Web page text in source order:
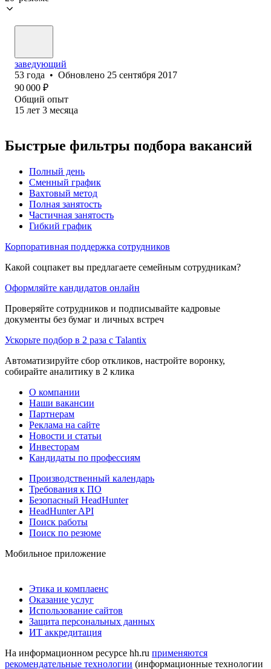
заведующий
53 года • Обновлено 25 сентября 2017
90 000 ₽
Общий опыт
15 лет 3 месяца
Быстрые фильтры подбора вакансий
Полный день
Сменный график
Вахтовый метод
Полная занятость
Частичная занятость
Гибкий график
Корпоративная поддержка сотрудников
Какой соцпакет вы предлагаете семейным сотрудникам?
Оформляйте кандидатов онлайн
Проверяйте сотрудников и подписывайте кадровые
документы без бумаг и личных встреч
Ускорьте подбор в 2 раза с Talantix
Автоматизируйте сбор откликов, настройте воронку,
собирайте аналитику в 2 клика
О компании
Наши вакансии
Партнерам
Реклама на сайте
Новости и статьи
Инвесторам
Кандидаты по профессиям
Производственный календарь
Требования к ПО
Безопасный HeadHunter
HeadHunter API
Поиск работы
Поиск по резюме
Мобильное приложение
Этика и комплаенс
Оказание услуг
Использование сайтов
Защита персональных данных
ИТ аккредитация
На информационном ресурсе hh.ru применяются
рекомендательные технологии (информационные технологии